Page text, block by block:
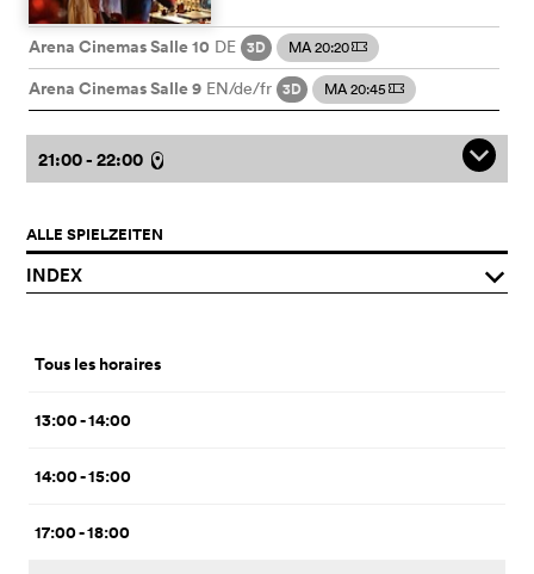
Arena Cinemas Salle 10 DE 3D MA 20:20m
Arena Cinemas Salle 9 EN/de/fr 3D MA 20:45 m
21:00 - 22:00 l q
ALLE SPIELZEITEN
INDEX q
Tous les horaires
13:00 - 14:00
14:00 - 15:00
17:00 - 18:00